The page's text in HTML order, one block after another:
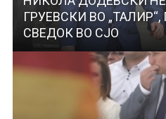
ГРУЕВСКИ ВО
СВЕДОК ВО СЈО